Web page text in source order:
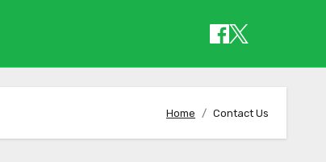
Home Contact Us